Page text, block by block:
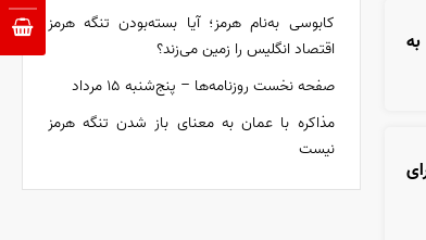
کابوسی به‌نام هرمز؛ آیا بسته‌بودن تنگه هرمز
اقتصاد انگلیس را زمین می‌زند؟
صفحه نخست روزنامه‌ها – پنج‌شنبه ۱۵ مرداد
مذاکره با عمان به معنای باز شدن تنگه هرمز
نیست